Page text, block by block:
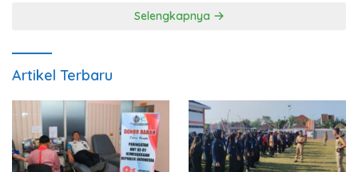
Selengkapnya
Artikel Terbaru